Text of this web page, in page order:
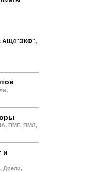
АЩ4"ЭКФ",
ПМЕ, ПМЛ,
и
Дрели,